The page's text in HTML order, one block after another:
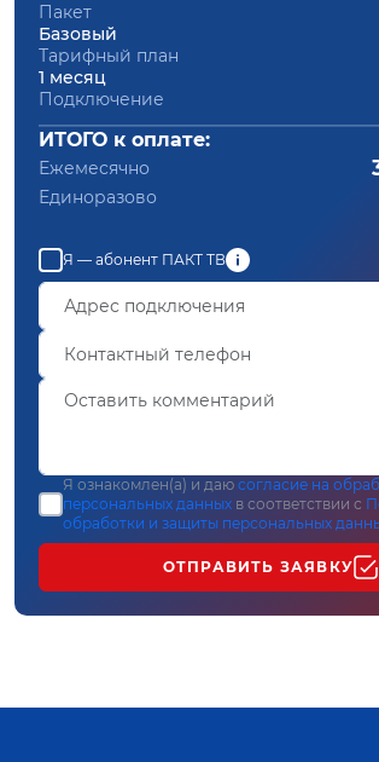
Пакет
Базовый
Тарифный план
1 месяц
Подключение
ИТОГО к оплате:
Ежемесячно
Единоразово
Я — абонент ПАКТ ТВ
Я ознакомлен(а) и даю согласие на
персональных данных в соответствии с
обработки и защиты персональных
ОТПРАВИТЬ ЗАЯВКУ